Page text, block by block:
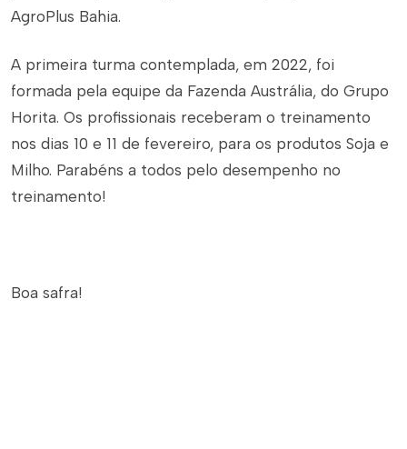
AgroPlus Bahia.
A primeira turma contemplada, em 2022, foi
formada pela equipe da Fazenda Austrália, do Grupo
Horita. Os profissionais receberam o treinamento
nos dias 10 e 11 de fevereiro, para os produtos Soja e
Milho. Parabéns a todos pelo desempenho no
treinamento!
Boa safra!